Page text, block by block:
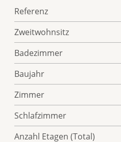
Referenz
Zweitwohnsitz
Badezimmer
Baujahr
Zimmer
Schlafzimmer
Anzahl Etagen (Total)